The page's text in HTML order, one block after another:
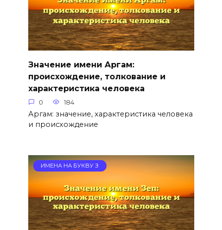
Значение имени Аргам:
происхождение, толкование и
характеристика человека
0 184
Аргам: значение, характеристика человека
и происхождение
ИМЕНА НА БУКВУ З